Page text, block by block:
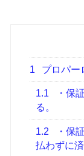
1 プロパー
1.1
・保
る。
1.2
・保
払わずに済